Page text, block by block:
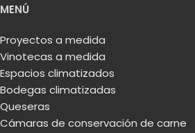
MENÚ
Proyectos a medida
Vinotecas a medida
Espacios climatizados
Bodegas climatizadas
Queseras
Cámaras de conservación de carne